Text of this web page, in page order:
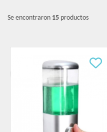
Se encontraron 15 productos